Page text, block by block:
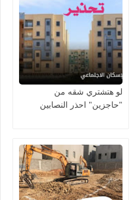
لو هتشتري شقه من
"حاجزين" احذر النصابين